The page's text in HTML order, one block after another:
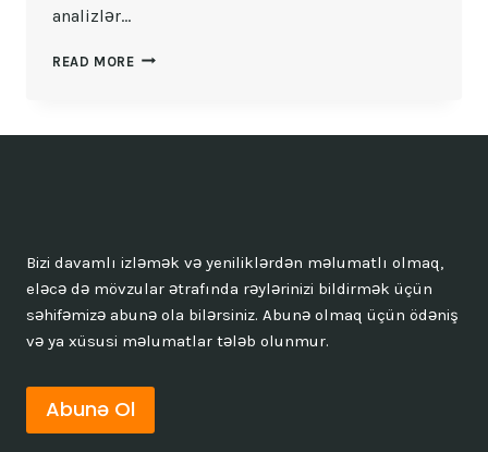
analizlər…
READ MORE DUBAYDA
Bizi davamlı izləmək və yeniliklərdən məlumatlı olmaq,
eləcə də mövzular ətrafında rəylərinizi bildirmək üçün
səhifəmizə abunə ola bilərsiniz. Abunə olmaq üçün ödəniş
və ya xüsusi məlumatlar tələb olunmur.
Abunə Ol